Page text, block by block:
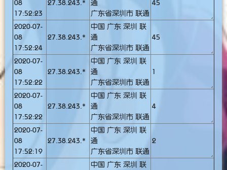
08
17:52:23
27.38.243.*
通
广东省深圳市 联通
45
2020-07-
08
17:52:24
27.38.243.*
中国 广东 深圳 联
通
广东省深圳市 联通
45
2020-07-
08
17:52:22
27.38.243.*
中国 广东 深圳 联
通
广东省深圳市 联通
1
2020-07-
08
17:52:22
27.38.243.*
中国 广东 深圳 联
通
广东省深圳市 联通
4
2020-07-
08
17:52:19
27.38.243.*
中国 广东 深圳 联
通
广东省深圳市 联通
2
2020-07-
中国 广东 深圳 联